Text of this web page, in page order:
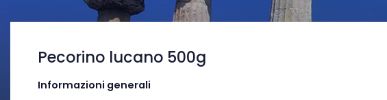
Pecorino lucano 500g
Informazioni generali